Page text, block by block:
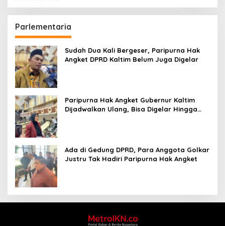
Parlementaria
Sudah Dua Kali Bergeser, Paripurna Hak
Angket DPRD Kaltim Belum Juga Digelar
Paripurna Hak Angket Gubernur Kaltim
Dijadwalkan Ulang, Bisa Digelar Hingga
Ada di Gedung DPRD, Para Anggota Golkar
Justru Tak Hadiri Paripurna Hak Angket